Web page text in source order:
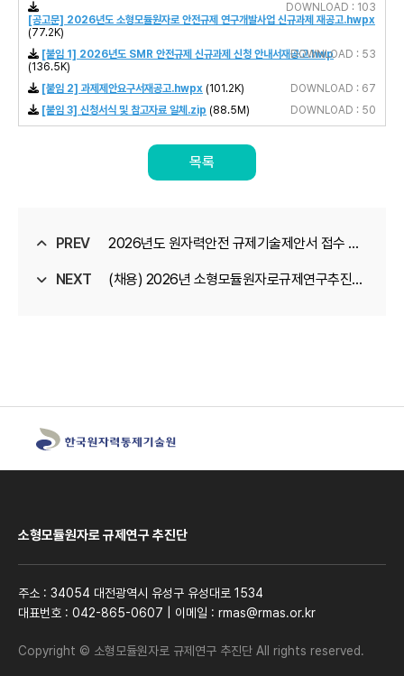
[공고문] 2026년도 소형모듈원자로 안전규제 연구개발사업 신규과제 재공고.hwpx
(77.2K)
DOWNLOAD : 103
[붙임 1] 2026년도 SMR 안전규제 신규과제 신청 안내서재공고.hwp
(136.5K)
DOWNLOAD : 53
[붙임 2] 과제제안요구서재공고.hwpx (101.2K)
DOWNLOAD : 67
[붙임 3] 신청서식 및 참고자료 일체.zip (88.5M) DOWNLOAD : 50
목록
PREV 2026년도 원자력안전 규제기술제안서 접수 안
내
NEXT (채용) 2026년 소형모듈원자로규제연구추진단
소형모듈원자로 규제연구 추진단
주소 : 34054 대전광역시 유성구 유성대로 1534
대표번호 : 042-865-0607
이메일 : rmas@rmas.or.kr
Copyright © 소형모듈원자로 규제연구 추진단 All rights reserved.